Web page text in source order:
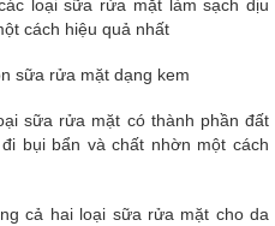
loại sữa rửa mặt làm sạch dịu
cách hiệu quả nhất
sữa rửa mặt dạng kem
sữa rửa mặt có thành phần đất
bụi bẩn và chất nhờn một cách
cả hai loại sữa rửa mặt cho da